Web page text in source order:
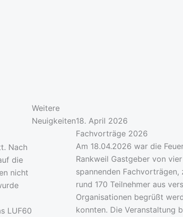
Nach
die
nicht
LUF60
Weitere
Neuigkeiten18. April 2026
Fachvorträge 2026
Am 18.04.2026 war die
Rankweil Gastgeber von vier
spannenden Fachvorträgen,
rund 170 Teilnehmer aus
Organisationen begrüßt
konnten. Die Veranstaltung